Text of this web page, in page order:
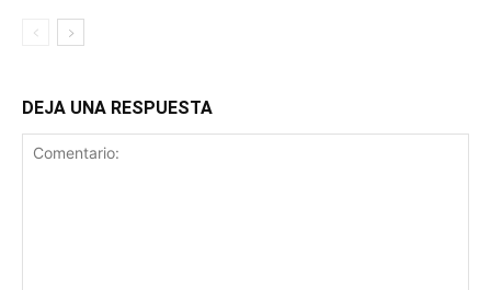
DEJA UNA RESPUESTA